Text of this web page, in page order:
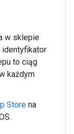
w sklepie
identyfikator
to ciąg
każdym
Store na